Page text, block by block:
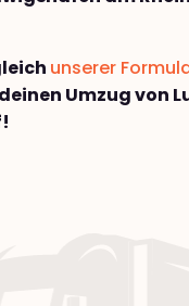
unserer
Umzug von